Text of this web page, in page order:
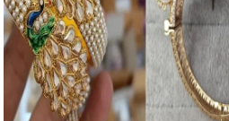
ष
प्र
भु
म
हि